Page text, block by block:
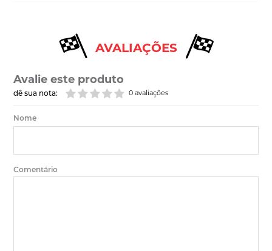
AVALIAÇÕES
Avalie este produto
0 avaliações
dê sua nota:
Nome
Comentário